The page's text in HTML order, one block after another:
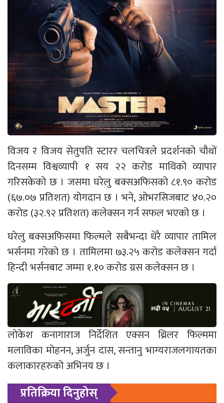
विजय र विजय सेतुपति स्टारर चलचित्रले प्रदर्शनको चौथों
दिनसम्म विश्वव्यापी १ सय २२ करोड माथिको व्यापार
गरिसकेको छ । जसमा घरेलु बक्सअफिसको ८१.९० करोड
(६७.०७ प्रतिशत) योगदान छ । भने, ओभरसिजबाट ४०.२०
करोड (३२.९२ प्रतिशत) कलेक्सन गर्न सफल भएको छ ।
घरेलु बक्सअफिसमा फिल्मले सबैभन्दा धेरै व्यापार तामिल
भर्सनमा गरेको छ । तामिलमा ७३.२५ करोड कलेक्सन गर्दा
हिन्दी भर्सनबाट जम्मा १.१० करोड ग्रस कलेक्सन छ ।
लोकेश कनागाराज निर्देशित एक्सन थ्रिलर फिल्ममा
मलाविका मोहनन, अर्जुन दास, सन्तानु भाग्यराजलगायतका
कलाकारहरुको अभिनय छ ।
प्रतिक्रिया दिनुहोस्